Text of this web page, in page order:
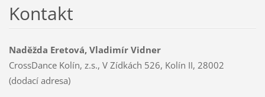
Kontakt
Naděžda Eretová, Vladimír Vidner
CrossDance Kolín, z.s., V Zídkách 526, Kolín II, 28002
(dodací adresa)